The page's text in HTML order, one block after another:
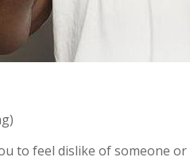
to feel dislike of someone